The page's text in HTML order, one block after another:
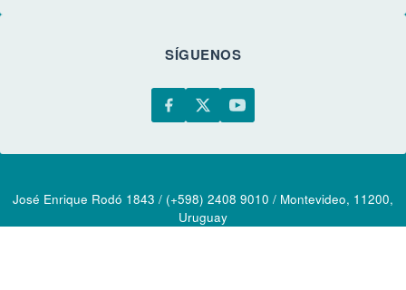
SÍGUENOS
José Enrique Rodó 1843 / (+598) 2408 9010 / Montevideo, 11200,
Uruguay